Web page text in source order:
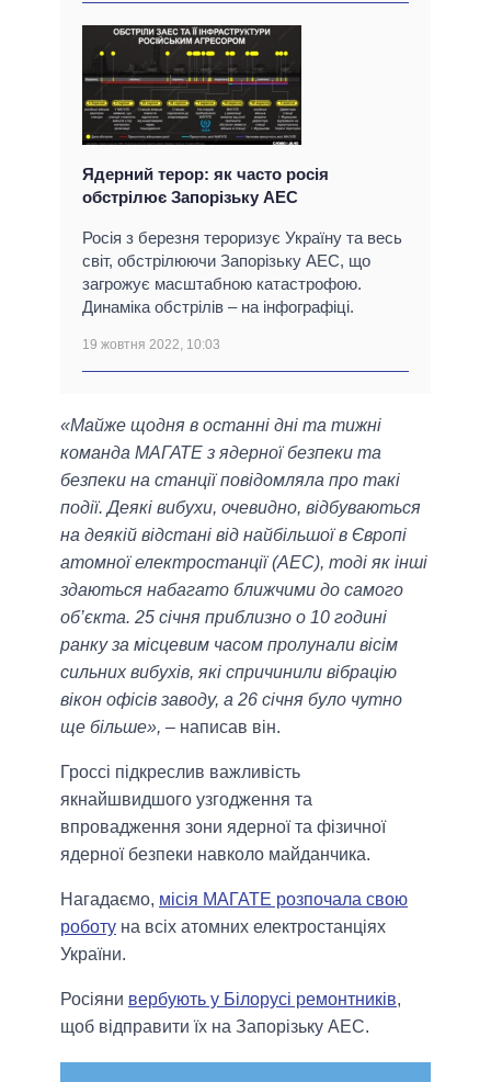
Ядерний терор: як часто росія
обстрілює Запорізьку АЕС
Росія з березня тероризує Україну та весь
світ, обстрілюючи Запорізьку АЕС, що
загрожує масштабною катастрофою.
Динаміка обстрілів – на інфографіці.
19 жовтня 2022, 10:03
«Майже щодня в останні дні та тижні
команда МАГАТЕ з ядерної безпеки та
безпеки на станції повідомляла про такі
події. Деякі вибухи, очевидно, відбуваються
на деякій відстані від найбільшої в Європі
атомної електростанції (АЕС), тоді як інші
здаються набагато ближчими до самого
об’єкта. 25 січня приблизно о 10 годині
ранку за місцевим часом пролунали вісім
сильних вибухів, які спричинили вібрацію
вікон офісів заводу, а 26 січня було чутно
ще більше», – написав він.
Гроссі підкреслив важливість
якнайшвидшого узгодження та
впровадження зони ядерної та фізичної
ядерної безпеки навколо майданчика.
Нагадаємо, місія МАГАТЕ розпочала свою
роботу на всіх атомних електростанціях
України.
Росіяни вербують у Білорусі ремонтників,
щоб відправити їх на Запорізьку АЕС.